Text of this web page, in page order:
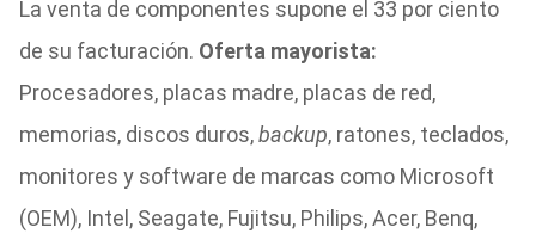
La venta de componentes supone el 33 por ciento
de su facturación. Oferta mayorista:
Procesadores, placas madre, placas de red,
memorias, discos duros,backup, ratones, teclados,
monitores y software de marcas como Microsoft
(OEM), Intel, Seagate, Fujitsu, Philips, Acer, Benq,